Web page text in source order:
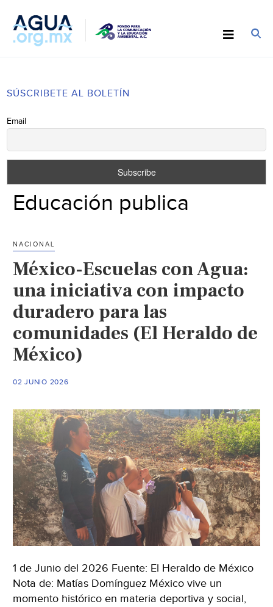
SÚSCRIBETE AL BOLETÍN
Email
Educación publica
NACIONAL
México-Escuelas con Agua:
una iniciativa con impacto
duradero para las
comunidades (El Heraldo de
México)
02 JUNIO 2026
1 de Junio del 2026 Fuente: El Heraldo de México
Nota de: Matías Domínguez México vive un
momento histórico en materia deportiva y social,